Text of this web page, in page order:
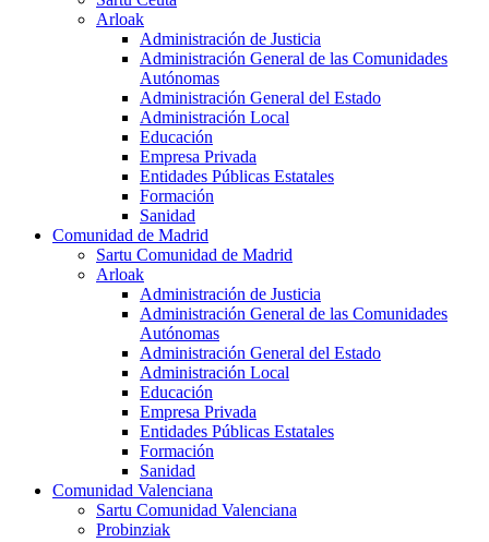
Arloak
Administración de Justicia
Administración General de las Comunidades
Autónomas
Administración General del Estado
Administración Local
Educación
Empresa Privada
Entidades Públicas Estatales
Formación
Sanidad
Comunidad de Madrid
Sartu Comunidad de Madrid
Arloak
Administración de Justicia
Administración General de las Comunidades
Autónomas
Administración General del Estado
Administración Local
Educación
Empresa Privada
Entidades Públicas Estatales
Formación
Sanidad
Comunidad Valenciana
Sartu Comunidad Valenciana
Probinziak